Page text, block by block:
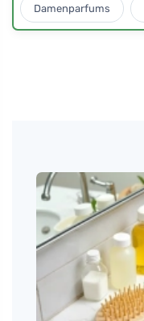
Damenparfums